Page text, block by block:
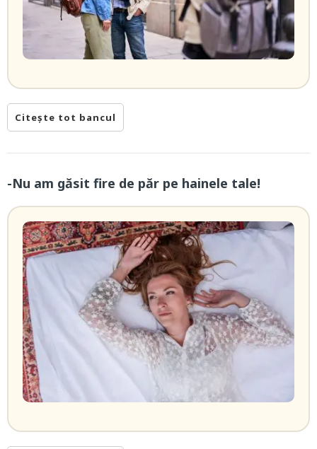
Citește tot bancul
-Nu am găsit fire de păr pe hainele tale!